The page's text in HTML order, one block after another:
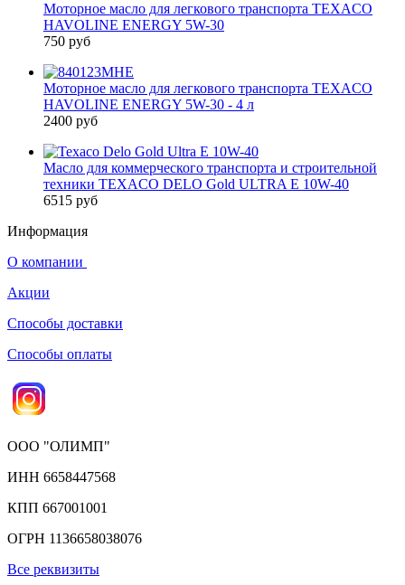
Моторное масло для легкового транспорта TEXACO
HAVOLINE ENERGY 5W-30
750 руб
Моторное масло для легкового транспорта TEXACO
HAVOLINE ENERGY 5W-30 - 4 л
2400 руб
Масло для коммерческого транспорта и строительной
техники TEXACO DELO Gold ULTRA E 10W-40
6515 руб
Информация
О компании
Акции
Способы доставки
Способы оплаты
ООО "ОЛИМП"
ИНН 6658447568
КПП 667001001
ОГРН 1136658038076
Все реквизиты